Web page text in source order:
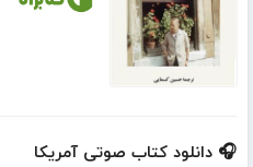
🎧 دانلود کتاب صوتی آمریکا